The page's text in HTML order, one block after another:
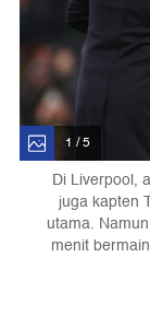
1 / 5
Di Liverpool,
juga kapten
utama.
menit